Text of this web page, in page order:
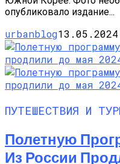
опубликовало издание...
urbanblog13.05.2024
ПУТЕШЕСТВИЯ И
Полетную
Из России